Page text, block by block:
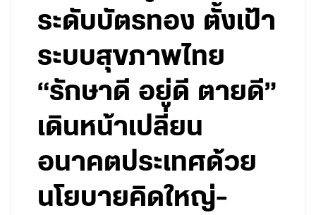
ระดับบัตรทอง ตั้งเป้า
ระบบสุขภาพไทย
“รักษาดี อยู่ดี ตายดี”
เดินหน้าเปลี่ยน
อนาคตประเทศด้วย
นโยบายคิดใหญ่-